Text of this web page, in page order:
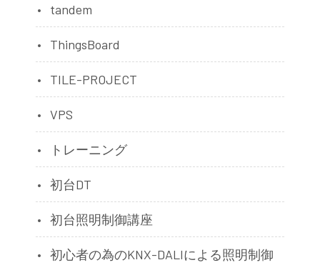
tandem
ThingsBoard
TILE-PROJECT
VPS
トレーニング
初台DT
初台照明制御講座
初心者の為のKNX-DALIによる照明制御